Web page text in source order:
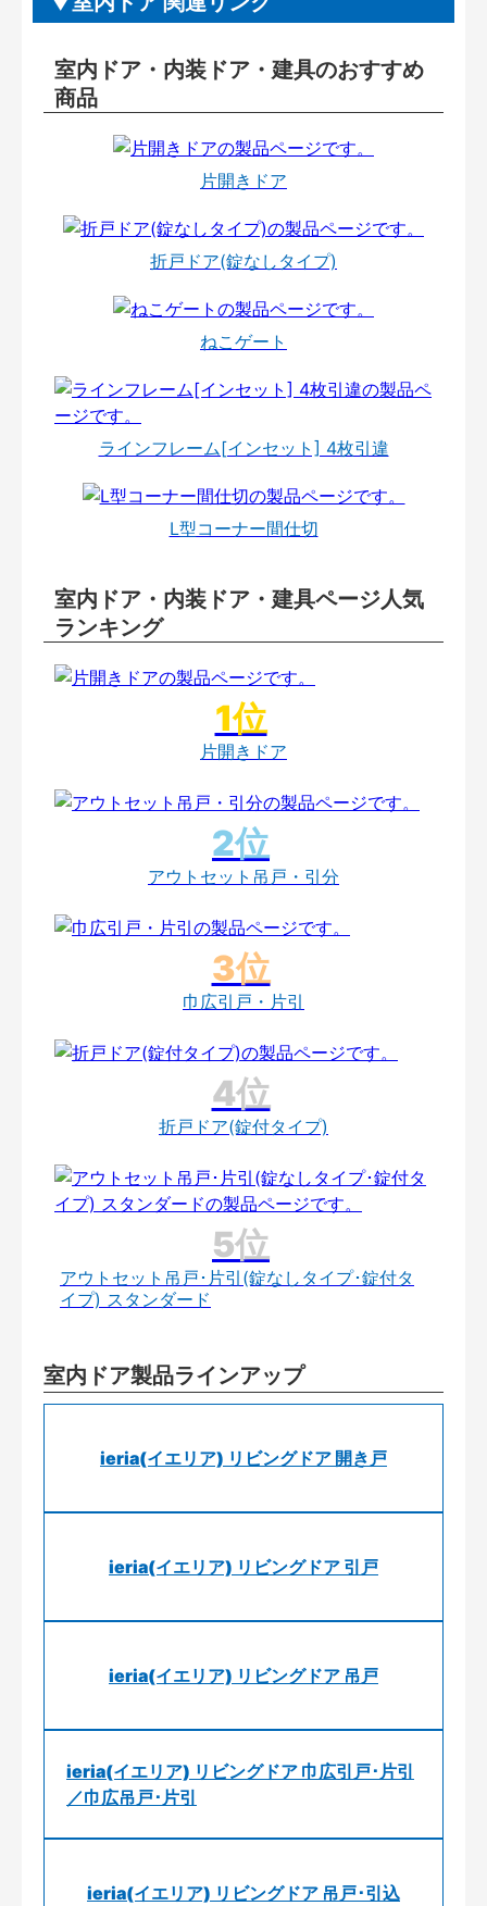
室内ドア・内装ドア・建具のおすすめ
商品
片開きドア
折戸ドア(錠なしタイプ)
ねこゲート
ラインフレーム[インセット] 4枚引違
L型コーナー間仕切
室内ドア・内装ドア・建具ページ人気
ランキング
片開きドア
アウトセット吊戸・引分
巾広引戸・片引
折戸ドア(錠付タイプ)
アウトセット吊戸･片引(錠なしタイプ･錠付タ
イプ) スタンダード
室内ドア製品ラインアップ
ieria(イエリア) リビングドア 開き戸
ieria(イエリア) リビングドア 引戸
ieria(イエリア) リビングドア 吊戸
ieria(イエリア) リビングドア 巾広引戸･片引
／巾広吊戸･片引
ieria(イエリア) リビングドア 吊戸･引込